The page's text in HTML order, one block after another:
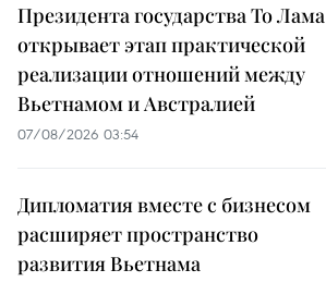
Президента государства То Лама
открывает этап практической
реализации отношений между
Вьетнамом и Австралией
07/08/2026 03:54
Дипломатия вместе с бизнесом
расширяет пространство
развития Вьетнама